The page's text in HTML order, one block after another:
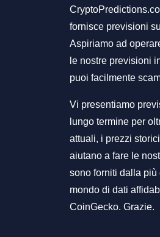
fornisce previsioni
Aspiriamo ad
le nostre previsioni
puoi facilmente
Vi presentiamo
lungo termine per
attuali, i prezzi
aiutano a fare le
sono forniti dalla più
mondo di dati
CoinGecko. Grazie.